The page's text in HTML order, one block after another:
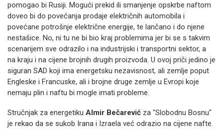
pomogao bi Rusiji. Mogući prekid ili smanjenje opskrbe naftom
doveo bi do povećanja prodaje električnih automobila i
povećane potrošnje električne energije, te lančano i do njene
nestašice. No, ni tu ne bi bio kraj problemima jer bi se s takvim
scenarijem sve odrazilo i na industrijski i transportni sektor, a
na kraju i na cijene brojnih drugih proizvoda. U ovoj priči jedino je
siguran SAD koji ima energetsku nezavisnost, ali zemlje poput
Engleske i Francuske, ali i brojne druge zemlje u Evropi koje
nemaju plin i naftu bi mogle imati probleme.
Stručnjak za energetiku Almir Bečarević za "Slobodnu Bosnu"
je rekao da se sukob Irana i Izraela već odrazio na cijene nafte.